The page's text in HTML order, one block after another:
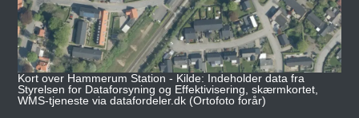
Kort over Hammerum Station - Kilde: Indeholder data fra
Styrelsen for Dataforsyning og Effektivisering, skærmkortet,
WMS-tjeneste via datafordeler.dk (Ortofoto forår)